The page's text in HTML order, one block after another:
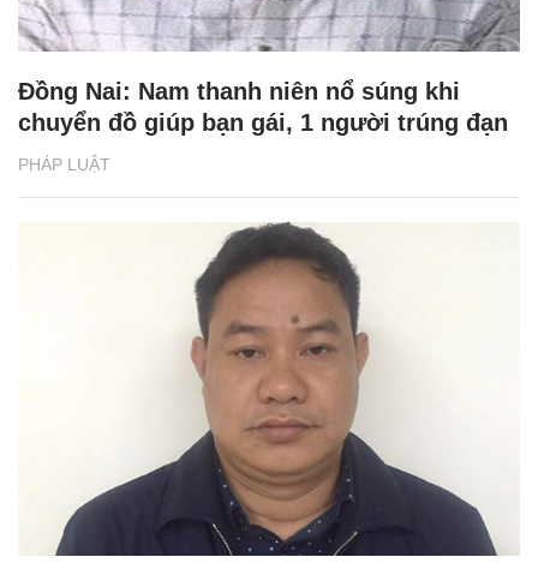
PHÁP LUẬT
Đồng Nai: Nam thanh niên nổ súng khi
chuyển đồ giúp bạn gái, 1 người trúng đạn